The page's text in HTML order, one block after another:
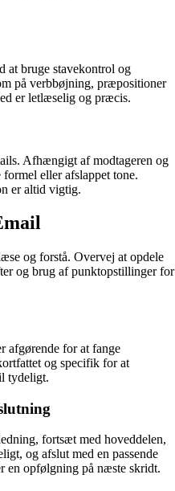
at bruge stavekontrol og
på verbbøjning, præpositioner
er letlæselig og præcis.
Afhængigt af modtageren og
eller afslappet tone.
er altid vigtig.
og forstå. Overvej at opdele
og brug af punktopstillinger for
afgørende for at fange
og specifik for at
tydeligt.
fortsæt med hoveddelen,
og afslut med en passende
en opfølgning på næste skridt.